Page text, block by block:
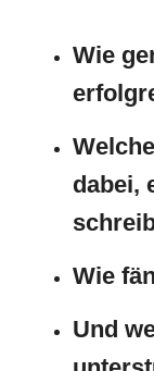
Wie
dabei,
Wie
Und